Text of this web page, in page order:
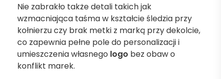
Nie zabrakło także detali takich jak
wzmacniająca taśma w kształcie śledzia przy
kołnierzu czy brak metki z marką przy dekolcie,
co zapewnia pełne pole do personalizacji i
umieszczenia własnego logo bez obaw o
konflikt marek.